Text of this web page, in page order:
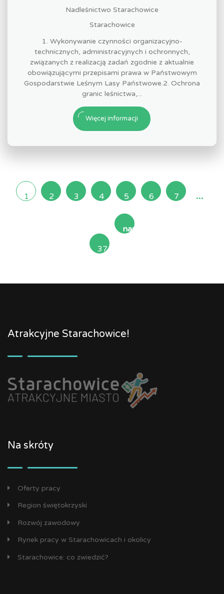
Nadleśnictwo Starachowice
Starachowice
1. Wykonywanie czynności organizacyjno-
technicznych, administracyjnych i ochronnych,
związanych z realizacją zadań zgodnie z aktualnie
obowiązującymi przepisami prawa w Państwowym
Gospodarstwie Leśnym Lasy Państwowe.2. Ochrona
granic leśnictwa,...
Więcej informacji
1 2 3 4 5 6 7 ...
37
następna
Atrakcyjne Starachowice!
Na skróty
Oferty pracy
Region świętokrzyski
Rozwój zawodowy
Rynek pracy w Starachowicach i okolicy
Starachowice: co zwiedzić?